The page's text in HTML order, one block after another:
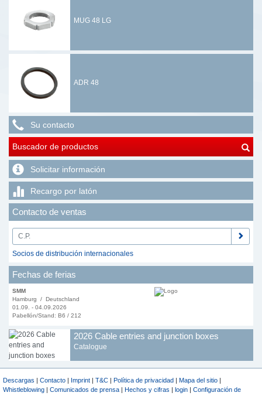
MUG 48 LG
ADR 48
Su contacto
Buscador de productos
Solicitar información
Recargo por latón
Contacto de ventas
Socios de distribución internacionales
Fechas de ferias
SMM
Hamburg / Deutschland
01.09. - 04.09.2026
Pabellón/Stand: B6 / 212
2026 Cable entries and junction boxes
Catalogue
Descargas | Contacto | Imprint | T&C | Política de privacidad | Mapa del sitio |
Whistleblowing | Comunicados de prensa | Hechos y cifras | login | Configuración de